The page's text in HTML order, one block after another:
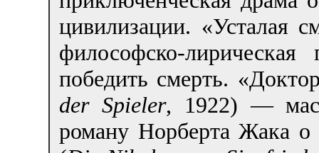
цивилизации. «Усталая
философско-
победить смерть.
der Spieler, 1922) —
роману Норберта Жака о